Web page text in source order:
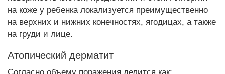
на коже у ребенка локализуется преимущественно
на верхних и нижних конечностях, ягодицах, а также
на груди и лице.
Атопический дерматит
Согласно объему поражения делится как: